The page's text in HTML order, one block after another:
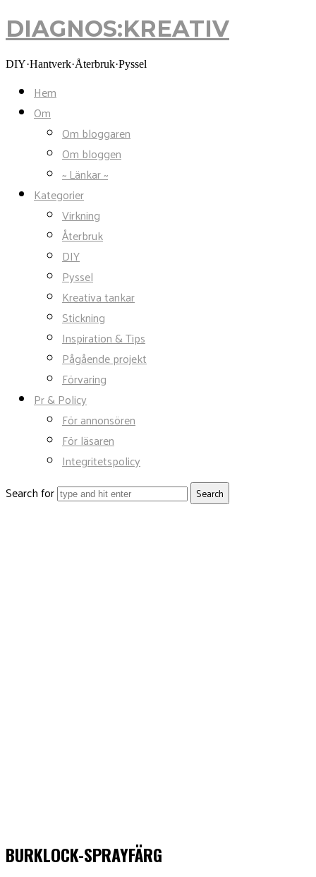
DIAGNOS:KREATIV
DIAGNOS:KREATIV
DIY·Hantverk·Återbruk·Pyssel
Hem
Om
Om bloggaren
Om bloggen
~ Länkar ~
Kategorier
Virkning
Återbruk
DIY
Pyssel
Kreativa tankar
Stickning
Inspiration & Tips
Pågående projekt
Förvaring
Pr & Policy
För annonsören
För läsaren
Integritetspolicy
Search for
BURKLOCK-SPRAYFÄRG